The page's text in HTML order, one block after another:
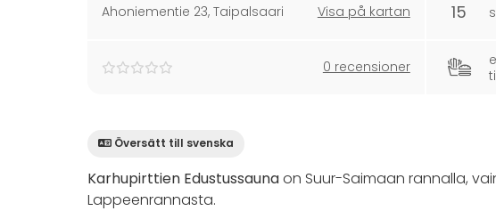
Ahoniementie 23, Taipalsaari Visa på kartan
0 recensioner
15
Översätt till svenska
Karhupirttien Edustussaunaon Suur-Saimaan rannalla,
Lappeenrannasta.